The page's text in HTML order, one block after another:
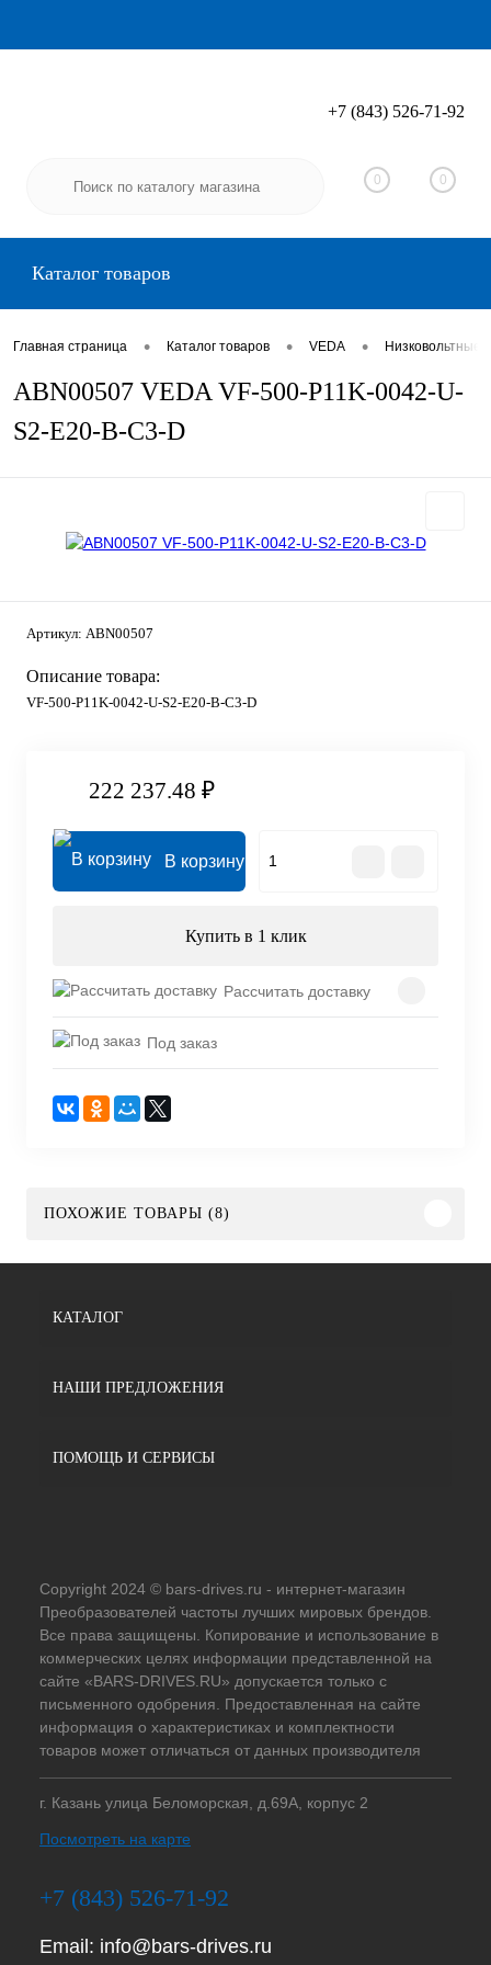
Вход Регистрация
+7 (843) 526-71-92
0 0
Каталог товаров
Главная страница • Каталог товаров • VEDA •
ABN00507 VEDA VF-500-P11K-0042-U-
S2-E20-B-C3-D
Артикул: ABN00507
Описание товара:
VF-500-P11K-0042-U-S2-E20-B-C3-D
222 237.48 ₽
В корзину
Купить в 1 клик
Рассчитать доставку
Под заказ
ПОХОЖИЕ ТОВАРЫ (8)
КАТАЛОГ
НАШИ ПРЕДЛОЖЕНИЯ
ПОМОЩЬ И СЕРВИСЫ
Copyright 2024 © bars-drives.ru - интернет-магазин
Преобразователей частоты лучших мировых брендов.
Все права защищены. Копирование и использование в
коммерческих целях информации представленной на
сайте «BARS-DRIVES.RU» допускается только с
письменного одобрения. Предоставленная на сайте
информация о характеристиках и комплектности
товаров может отличаться от данных производителя
г. Казань улица Беломорская, д.69А, корпус 2
Посмотреть на карте
+7 (843) 526-71-92
Email: info@bars-drives.ru